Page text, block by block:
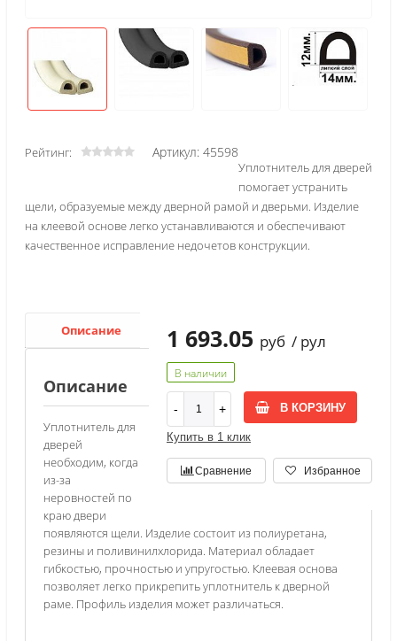
Рейтинг: Артикул: 45598
Уплотнитель для дверей
помогает устранить
щели, образуемые между дверной рамой и дверьми. Изделие
на клеевой основе легко устанавливаются и обеспечивают
качественное исправление недочетов конструкции.
1 693.05 руб / рул
В наличии
В КОРЗИНУ
Купить в 1 клик
Сравнение Избранное
Описание Характеристики
Описание
Уплотнитель для
дверей
необходим, когда
из-за
неровностей по
краю двери
появляются щели. Изделие состоит из полиуретана,
резины и поливинилхлорида. Материал обладает
гибкостью, прочностью и упругостью. Клеевая основа
позволяет легко прикрепить уплотнитель к дверной
раме. Профиль изделия может различаться.